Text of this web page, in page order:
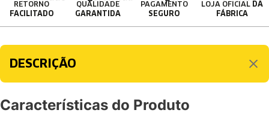
RETORNO
FACILITADO
QUALIDADE
GARANTIDA
PAGAMENTO
SEGURO
LOJA OFICIAL DA
FÁBRICA
DESCRIÇÃO
Características do Produto